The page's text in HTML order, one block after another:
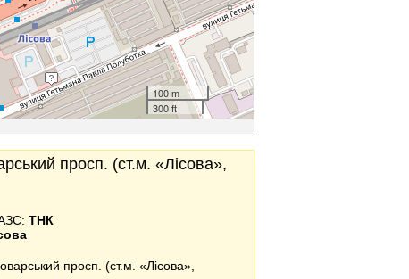
100 m
300 ft
просп. (ст.м. «Лісова»,
ТНК
просп. (ст.м. «Лісова»,